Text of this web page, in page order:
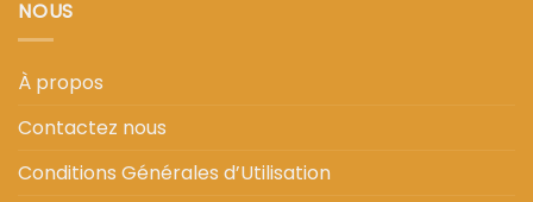
NOUS
À propos
Contactez nous
Conditions Générales d’Utilisation